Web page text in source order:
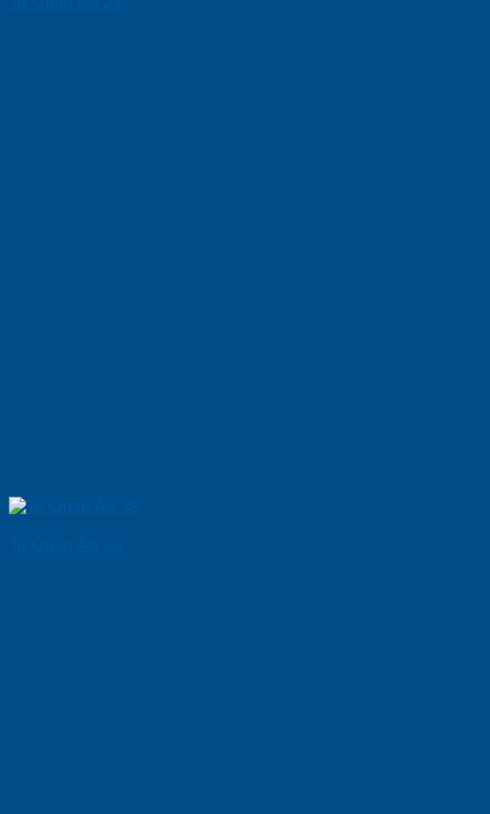
Tủ Quần Áo 38